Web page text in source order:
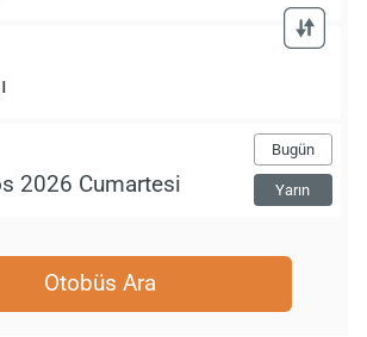
Bugün
Yarın
Otobüs Ara